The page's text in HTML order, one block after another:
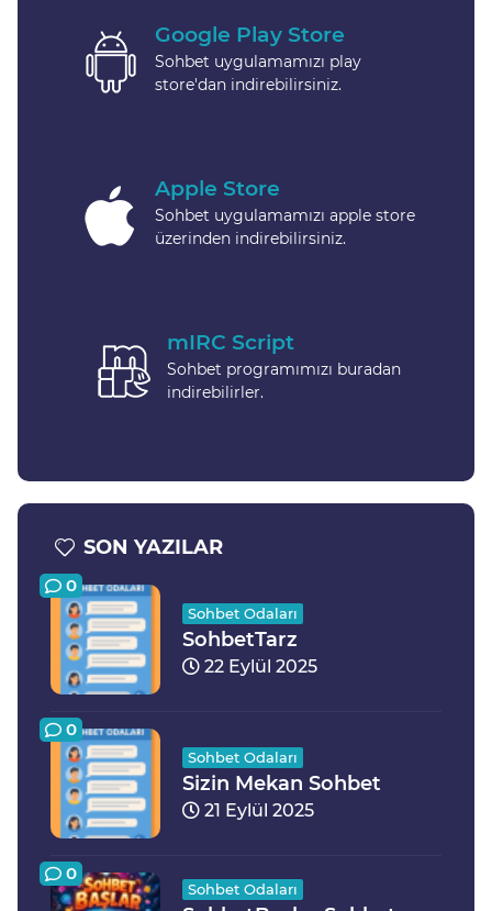
Google Play Store
Sohbet uygulamamızı play
store'dan indirebilirsiniz.
Apple Store
Sohbet uygulamamızı apple store
üzerinden indirebilirsiniz.
mIRC Script
Sohbet programımızı buradan
indirebilirler.
SON YAZILAR
0
Sohbet Odaları
SohbetTarz
22 Eylül 2025
0
Sohbet Odaları
Sizin Mekan Sohbet
21 Eylül 2025
0
Sohbet Odaları